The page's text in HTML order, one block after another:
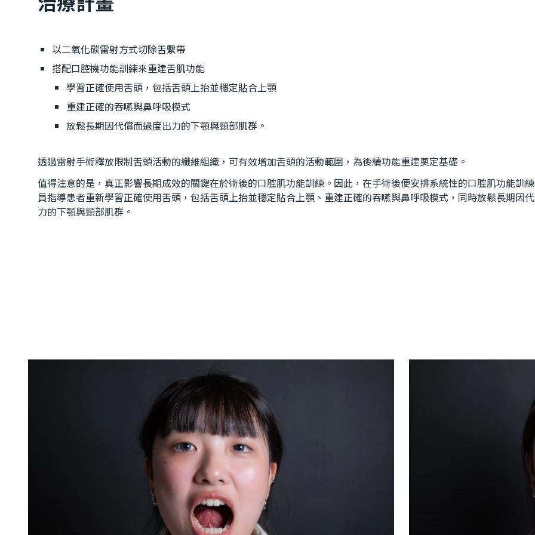
以二氧化碳雷射方式切除舌繫帶
搭配口腔機功能訓練來重建舌肌功能
學習正確使用舌頭，包括舌頭上抬並穩定貼合上顎
重建正確的吞嚥與鼻呼吸模式
放鬆長期因代償而過度出力的下顎與頸部肌群。
透過雷射手術釋放限制舌頭活動的纖維組織，可有效增加舌頭的活動範圍，為後續功能重建奠定基礎。
值得注意的是，真正影響長期成效的關鍵在於術後的口腔肌功能訓練。因此，在手術後便安排系統性的口腔肌功能訓
員指導患者重新學習正確使用舌頭，包括舌頭上抬並穩定貼合上顎、重建正確的吞嚥與鼻呼吸模式，同時放鬆長期因
力的下顎與頸部肌群。